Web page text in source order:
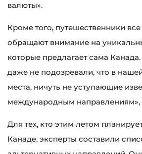
валюты».
Кроме того, путешественники
обращают внимание на
которые предлагает сама
даже не подозревали, что в
места, ничуть не уступающие
международным
Для тех, кто этим летом
Канаде, эксперты составили